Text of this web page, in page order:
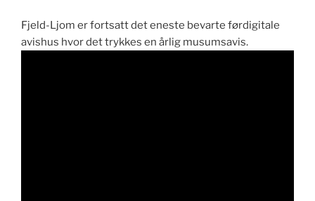
Fjeld-Ljom er fortsatt det eneste bevarte førdigitale
avishus hvor det trykkes en årlig musumsavis.